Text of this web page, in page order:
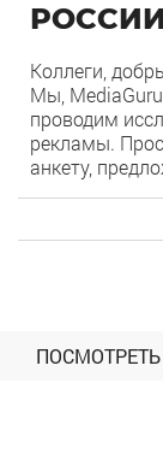
Коллеги,
Мы,
проводим
рекламы.
анкету,
ПОСМОТРЕТЬ